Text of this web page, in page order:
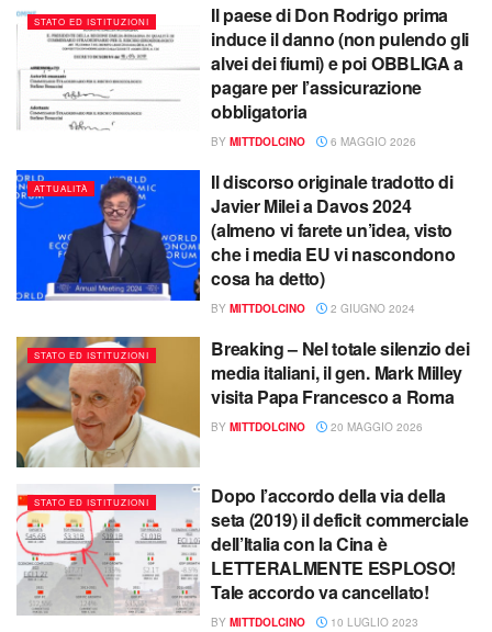
STATO ED ISTITUZIONI
Il paese di Don Rodrigo prima
induce il danno (non pulendo gli
alvei dei fiumi) e poi OBBLIGA a
pagare per l’assicurazione
obbligatoria
BY MITTDOLCINO 6 MAGGIO 2026
ATTUALITÀ
Il discorso originale tradotto di
Javier Milei a Davos 2024
(almeno vi farete un’idea, visto
che i media EU vi nascondono
cosa ha detto)
BY MITTDOLCINO 2 GIUGNO 2024
STATO ED ISTITUZIONI
Breaking – Nel totale silenzio dei
media italiani, il gen. Mark Milley
visita Papa Francesco a Roma
BY MITTDOLCINO 20 MAGGIO 2026
STATO ED ISTITUZIONI
Dopo l’accordo della via della
seta (2019) il deficit commerciale
dell’Italia con la Cina è
LETTERALMENTE ESPLOSO!
Tale accordo va cancellato!
BY MITTDOLCINO 10 LUGLIO 2023